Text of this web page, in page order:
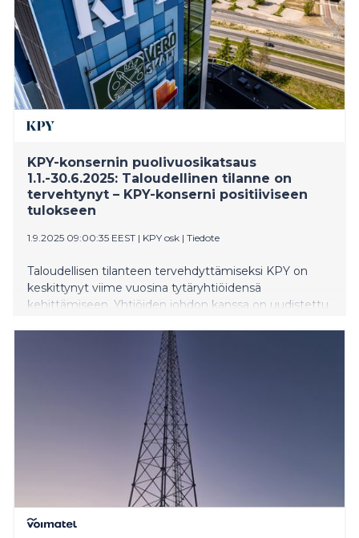
KPY-konsernin puolivuosikatsaus
1.1.-30.6.2025: Taloudellinen tilanne on
tervehtynyt – KPY-konserni positiiviseen
tulokseen
1.9.2025 09:00:35 EEST | KPY osk | Tiedote
Taloudellisen tilanteen tervehdyttämiseksi KPY on
keskittynyt viime vuosina tytäryhtiöidensä
kehittämiseen. Yhtiöiden johdon kanssa on uudistettu
kehittämiseen. Lisäksi yhtiöissä on toteutettu
kustannussäästöjä sekä merkittäviä järjestelyitä.
Näiden laajojen toimenpiteiden myötä KPY-konsernin
taloudellinen tilanne on selvästi vahvistunut. Konsernin
liiketulos parantui tammi-kesäkuussa 2025
merkittävästi edellisvuoden vastaavaan ajanjaksoon
verrattuna ja oli 3,1 (-0,2) miljoonaa euroa.
Katsauskaudella liiketulos ja oikaistu liiketulos eivät
poikenneet toisistaan. Konsernin oikaistu liiketulos oli
3,1 miljoonaa euroa, kun se vertailukaudella oli -0,6
miljoonaa euroa.